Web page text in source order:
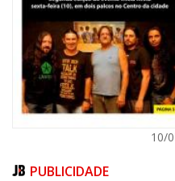
ITAJAÍ
10/
PUBLICIDADE